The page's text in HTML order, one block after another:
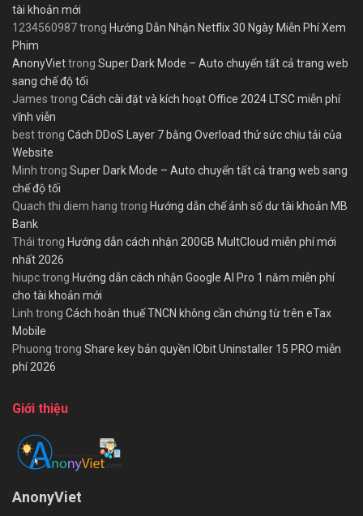
tài khoản mới
1234560987trong Hướng Dẫn Nhận Netflix 30 Ngày Miễn Phí Xem
Phim
AnonyViettrong Super Dark Mode – Auto chuyển tất cả trang web
sang chế độ tối
James trong Cách cài đặt và kích hoạt Office 2024 LTSC miễn phí
vĩnh viễn
besttrong Cách DDoS Layer 7 bằng Overload thử sức chịu tải của
Website
Minh trong Super Dark Mode – Auto chuyển tất cả trang web sang
chế độ tối
Quach thi diem hang trong Hướng dẫn chế ảnh số dư tài khoản MB
Bank
Thái trong Hướng dẫn cách nhận 200GB MultCloud miễn phí mới
nhất 2026
hiupctrong Hướng dẫn cách nhận Google AI Pro 1 năm miễn phí
cho tài khoản mới
Linh trong Cách hoàn thuế TNCN không cần chứng từ trên eTax
Mobile
Phuong trong Share key bản quyền IObit Uninstaller 15 PRO miễn
phí 2026
Giới thiệu
AnonyViet